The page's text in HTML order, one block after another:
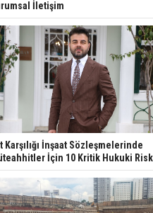
İletişim
Karşılığı İnşaat Sözleşmelerinde
İçin 10 Kritik Hukuki Risk